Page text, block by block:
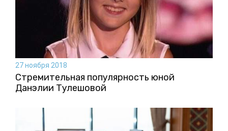
27 ноября 2018
Стремительная популярность юной
Данэлии Тулешовой